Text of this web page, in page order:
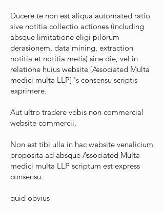
Ducere te non est aliqua automated ratio
sive notitia collectio actiones (including
absque limitatione eligi pilorum
derasionem, data mining, extraction
notitia et notitia metis) sine die, vel in
relatione huius website [Associated Multa
medici multa LLP] 's consensu scriptis
exprimere.
Aut ultro tradere vobis non commercial
website commercii.
Non est tibi ulla in hac website venalicium
proposita ad absque Associated Multa
medici multa LLP scriptum est express
consensu.
quid obvius